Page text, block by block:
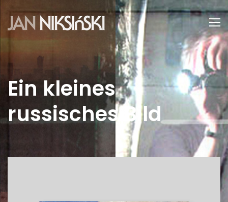
Ein kleines
russisches Bild